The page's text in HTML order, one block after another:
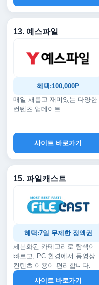
13. 예스파일
혜택:100,000P
매일 새롭고 재미있는 다양한
컨텐츠 업데이트
사이트 바로가기
15. 파일캐스트
혜택:7일 무제한 정액권
세분화된 카테고리로 탐색이
빠르고, PC 환경에서 동영상
컨텐츠 이용이 편리합니다.
사이트 바로가기